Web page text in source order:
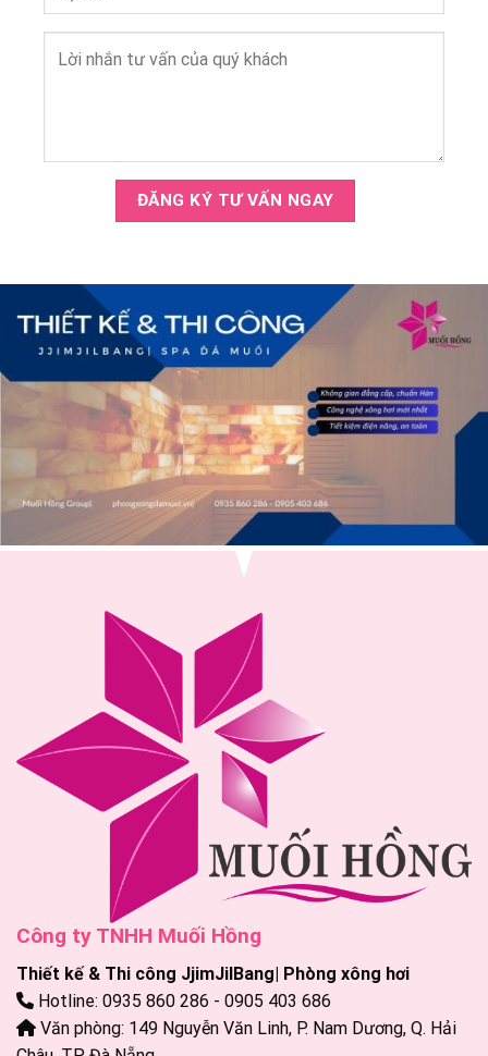
Công ty TNHH Muối Hồng
Thiết kế & Thi công JjimJilBang| Phòng xông hơi
Hotline: 0935 860 286 - 0905 403 686
Văn phòng: 149 Nguyễn Văn Linh, P. Nam Dương, Q. Hải